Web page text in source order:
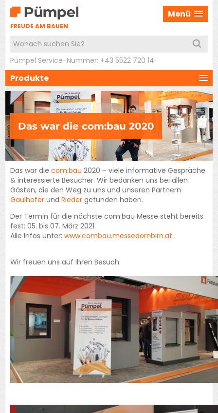
Menü
FREUDE AM BAUEN
Pümpel Service-Nummer: +43 5522 720 14
Produkte
Das war die com:bau 2020
Das war die com:bau 2020 – viele informative Gespräche
& interessierte Besucher. Wir bedanken uns bei allen
Gästen, die den Weg zu uns und unseren Partnern
Gaulhofer undRieder gefunden haben.
Der Termin für die nächste com:bau Messe steht bereits
fest: 05. bis 07. März 2021.
Alle Infos unter:www.combau.messedornbirn.at
Wir freuen uns auf Ihren Besuch.